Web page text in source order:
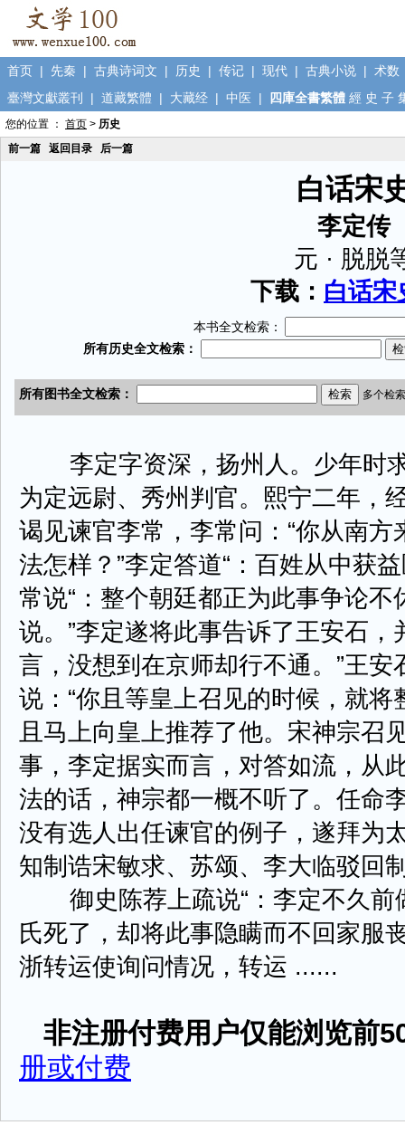
首页 | 先秦 | 古典诗词文 | 历史 | 传记 | 现代 | 古典小说 | 术数
臺灣文獻叢刊
| 道藏繁體 | 大藏经 | 中医 | 四庫全書繁體 經 史 子
您的位置 ： 首页 > 历史
前一篇
返回目录 后一篇
白话宋
李定传
元 · 脱脱
下载： 白话
本书全文检索：
李定字资深，扬州人。少年时
为定远尉、秀州判官。熙宁二年，
谒见谏官李常，李常问：“你从南
法怎样？”李定答道“：百姓从中获
常说“：整个朝廷都正为此事争论
说。”李定遂将此事告诉了王安石，
言，没想到在京师却行不通。”王
说：“你且等皇上召见的时候，就将
且马上向皇上推荐了他。宋神宗召
事，李定据实而言，对答如流，从
法的话，神宗都一概不听了。任命
没有选人出任谏官的例子，遂拜为
知制诰宋敏求、苏颂、李大临驳回
御史陈荐上疏说“：李定不久前
氏死了，却将此事隐瞒而不回家服
浙转运使询问情况，转运 ......
非注册付费用户仅能浏览前
册或付费